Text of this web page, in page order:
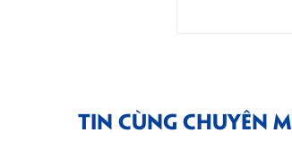
TIN CÙNG CHUYÊN